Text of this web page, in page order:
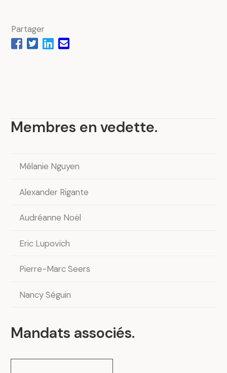
Partager
Membres en vedette.
Mélanie Nguyen
Alexander Rigante
Audréanne Noël
Eric Lupovich
Pierre-Marc Seers
Nancy Séguin
Mandats associés.